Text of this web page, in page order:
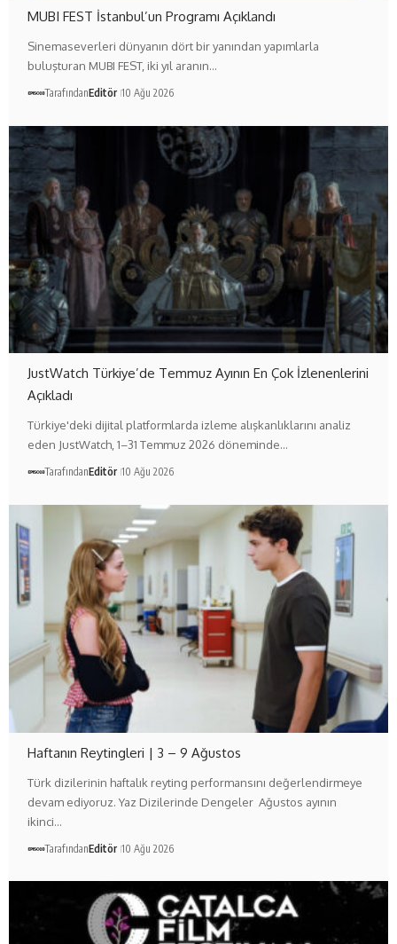
MUBI FEST İstanbul’un Programı Açıklandı
Sinemaseverleri dünyanın dört bir yanından yapımlarla
buluşturan MUBI FEST, iki yıl aranın…
TarafındanEditör 10 Ağu 2026
JustWatch Türkiye’de Temmuz Ayının En Çok İzlenenlerini
Açıkladı
Türkiye'deki dijital platformlarda izleme alışkanlıklarını analiz
eden JustWatch, 1–31 Temmuz 2026 döneminde…
TarafındanEditör 10 Ağu 2026
Haftanın Reytingleri | 3 – 9 Ağustos
Türk dizilerinin haftalık reyting performansını değerlendirmeye
devam ediyoruz. Yaz Dizilerinde Dengeler Ağustos ayının
ikinci…
TarafındanEditör 10 Ağu 2026